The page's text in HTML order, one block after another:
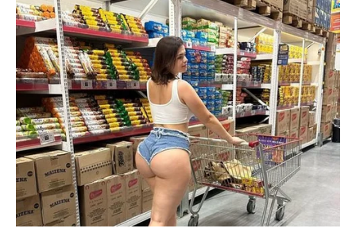
to nije kazna, već oslobađanje.
Na poslovnom planu, dolazi prilika kroz komunikaciju –
razgovor, poruka ili kontakt koji si skoro zaboravio može
se pokazati kao ključan.
U ljubavi, očekuj neočekivano priznanje.
RAK
Rakovi danas osećaju duboko emotivno čišćenje. Ovo je